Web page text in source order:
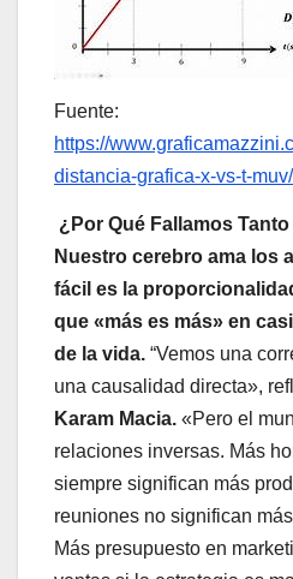
Fuente:
https://
distancia-grafica-x-vs-t-muv/
¿Por Qué Fallamos
Nuestro cerebro ama los
fácil es la
que «más es más» en
de la vida. “Vemos una
una causalidad directa»,
Karam Macia. «Pero el
relaciones inversas. Más
siempre significan más
reuniones no significan
Más presupuesto en